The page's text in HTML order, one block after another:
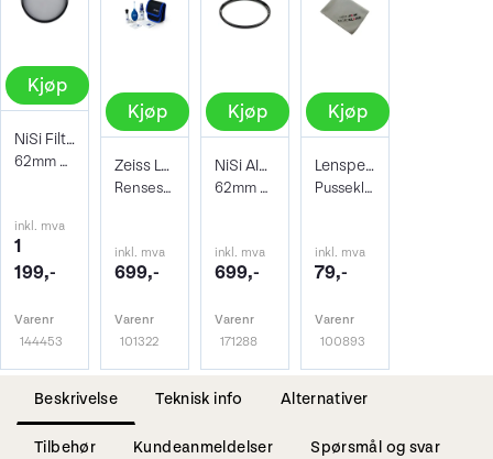
Kjøp
NiSi Filter Circ Polarizer True Color 62
62mm Pro Nano Pola Filter
inkl. mva
1
199,-
Varenr
144453
Kjøp
Zeiss Lens Cleaning Kit
Rensesett for objektiv og kamera
inkl. mva
699,-
Varenr
101322
Kjøp
NiSi AIR Protector Filter 62mm
62mm Beskyttelsesfilter
inkl. mva
699,-
Varenr
171288
Kjøp
Lenspen Photo Microklear Cloth
Pusseklut i microfiber
inkl. mva
79,-
Varenr
100893
Beskrivelse Teknisk info Alternativer
Tilbehør Kundeanmeldelser Spørsmål og svar